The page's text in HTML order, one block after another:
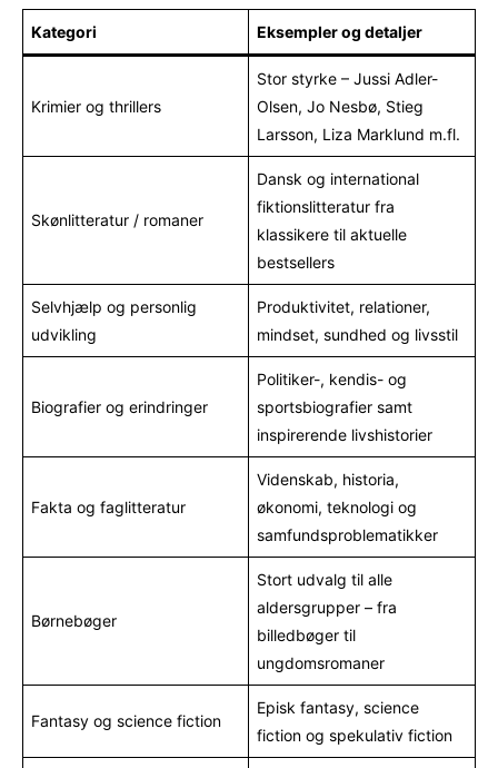
Kategori Eksempler og detaljer
Krimier og thrillers
Stor styrke – Jussi Adler-
Olsen, Jo Nesbø, Stieg
Larsson, Liza Marklund m.fl.
Skønlitteratur / romaner
Dansk og international
fiktionslitteratur fra
klassikere til aktuelle
bestsellers
Selvhjælp og personlig
udvikling
Produktivitet, relationer,
mindset, sundhed og livsstil
Biografier og erindringer
Politiker-, kendis- og
sportsbiografier samt
inspirerende livshistorier
Fakta og faglitteratur
Videnskab, historia,
økonomi, teknologi og
samfundsproblematikker
Børnebøger
Stort udvalg til alle
aldersgrupper – fra
billedbøger til
ungdomsromaner
Fantasy og science fiction
Episk fantasy, science
fiction og spekulativ fiction